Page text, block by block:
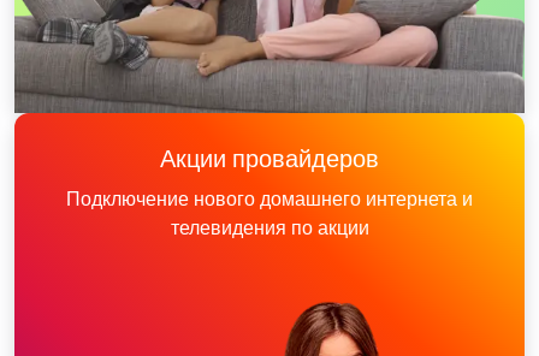
Акции провайдеров
Подключение нового домашнего интернета и
телевидения по акции